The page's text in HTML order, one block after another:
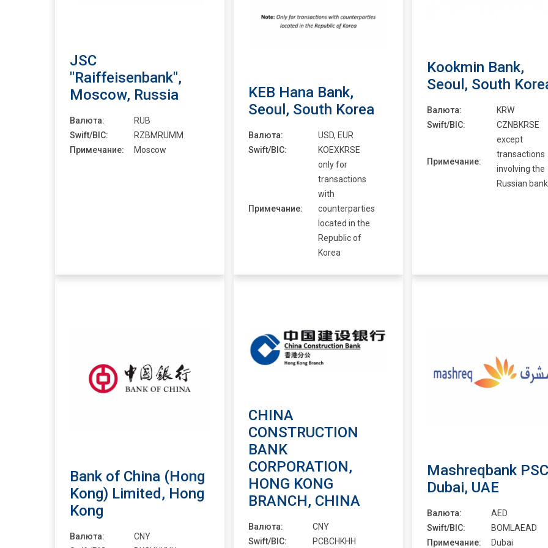
JSC
"Raiffeisenbank",
Moscow, Russia
Валюта:
RUB
Swift/BIC:
RZBMRUMM
Примечание:
Moscow
KEB Hana Bank,
Seoul, South Korea
Валюта:
USD, EUR
Swift/BIC:
KOEXKRSE
Примечание:
only for
transactions
with
counterparties
located in the
Republic of
Korea
Kookmin Bank,
Seoul, South
Валюта:
KRW
Swift/BIC:
CZNBKRSE
Примечание:
except
transactions
involving the
Russian
Bank of China (Hong
Kong) Limited, Hong
Kong
Валюта:
CNY
CHINA
CONSTRUCTION
BANK
CORPORATION,
HONG KONG
BRANCH, CHINA
Валюта:
CNY
Swift/BIC:
PCBCHKHH
Mashreqbank
Dubai, UAE
Валюта:
AED
Swift/BIC:
BOMLAEAD
Примечание:
Dubai